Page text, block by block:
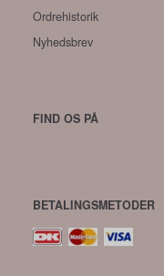
Ordrehistorik
Nyhedsbrev
FIND OS PÅ
BETALINGSMETODER